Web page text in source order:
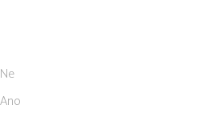
Ne
Ano